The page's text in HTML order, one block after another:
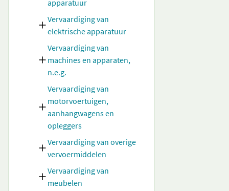
apparatuur
Vervaardiging van
elektrische apparatuur
Vervaardiging van
machines en apparaten,
n.e.g.
Vervaardiging van
motorvoertuigen,
aanhangwagens en
opleggers
Vervaardiging van overige
vervoermiddelen
Vervaardiging van
meubelen